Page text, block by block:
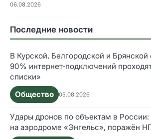
06.08.2026
Последние новости
В Курской, Белгородской и Брянской
90% интернет‑подключений
списки»
Общество
05.08.2026
Удары дронов по объектам в
на аэродроме «Энгельс», поражён